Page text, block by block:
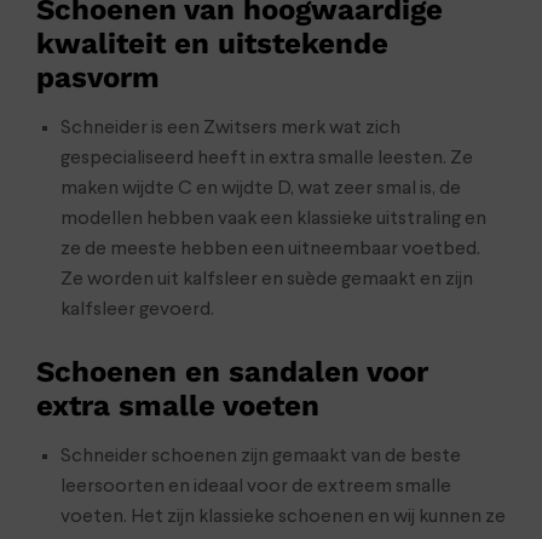
Schoenen van hoogwaardige
kwaliteit en uitstekende
pasvorm
Schneider is een Zwitsers merk wat zich
gespecialiseerd heeft in extra smalle leesten. Ze
maken wijdte C en wijdte D, wat zeer smal is, de
modellen hebben vaak een klassieke uitstraling en
ze de meeste hebben een uitneembaar voetbed.
Ze worden uit kalfsleer en suède gemaakt en zijn
kalfsleer gevoerd.
Schoenen en sandalen voor
extra smalle voeten
Schneider schoenen zijn gemaakt van de beste
leersoorten en ideaal voor de extreem smalle
voeten. Het zijn klassieke schoenen en wij kunnen ze